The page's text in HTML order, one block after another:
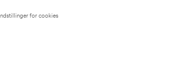
Indstillinger for cookies